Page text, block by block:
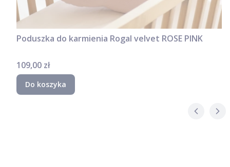
Poduszka do karmienia Rogal velvet ROSE PINK
Cena
109,00 zł
Do koszyka